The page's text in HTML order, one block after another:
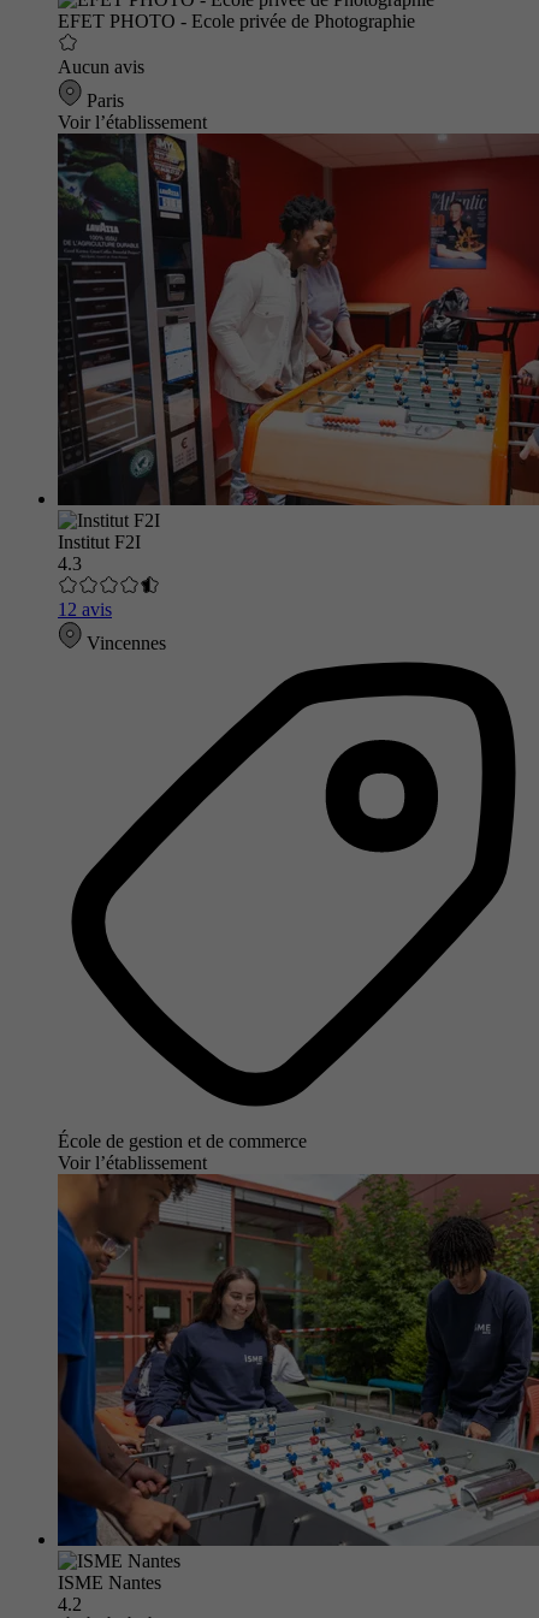
EFET PHOTO - Ecole privée de Photographie
Aucun avis
Paris
Voir l’établissement
Institut F2I
4.3
12 avis
Vincennes
École de gestion et de commerce
Voir l’établissement
ISME Nantes
4.2